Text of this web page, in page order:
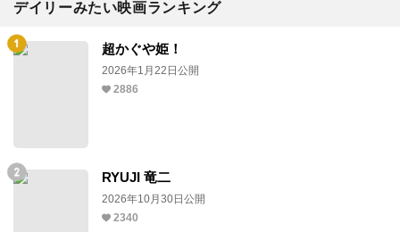
デイリーみたい映画ランキング
超かぐや姫！
2026年1月22日公開
2886
RYUJI 竜二
2026年10月30日公開
2340